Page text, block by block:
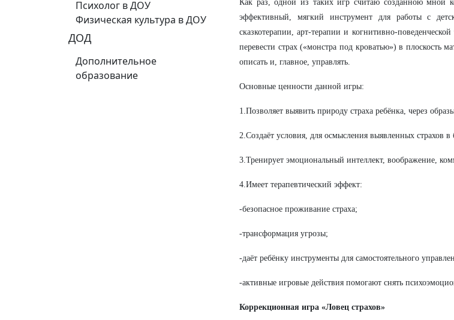
Психолог в ДОУ
Физическая культура в ДОУ
ДОД
Дополнительное
образование
Как раз, одной из таких игр считаю созданною мной
эффективный, мягкий инструмент для работы с
сказкотерапии, арт-терапии и когнитивно-
перевести страх («монстра под кроватью») в плоскость
описать и, главное, управлять.
Основные ценности данной игры:
1.Позволяет выявить природу страха ребёнка, через
2.Создаёт условия, для осмысления выявленных страхов
3.Тренирует эмоциональный интеллект, воображение,
4.Имеет терапевтический эффект:
-безопасное проживание страха;
-трансформация угрозы;
-даёт ребёнку инструменты для самостоятельного
-активные игровые действия помогают снять
Коррекционная игра «Ловец страхов»